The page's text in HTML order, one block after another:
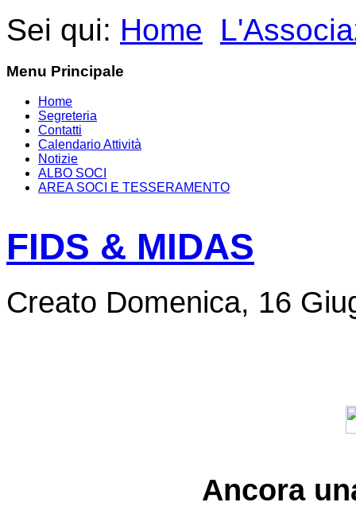
Sei qui: Home
Menu Principale
Home
Segreteria
Contatti
Calendario Attività
Notizie
ALBO SOCI
AREA SOCI E TESSERAMENTO
FIDS & MIDAS
Creato Domenica, 16
Ancora